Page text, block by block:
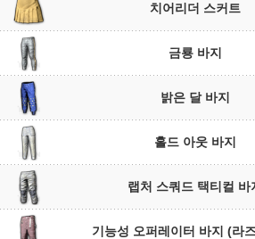
치어리더 스커트
금룡 바지
밝은 달 바지
홀드 아웃 바지
랩처 스쿼드 택티컬 바
기능성 오퍼레이터 바지 (라